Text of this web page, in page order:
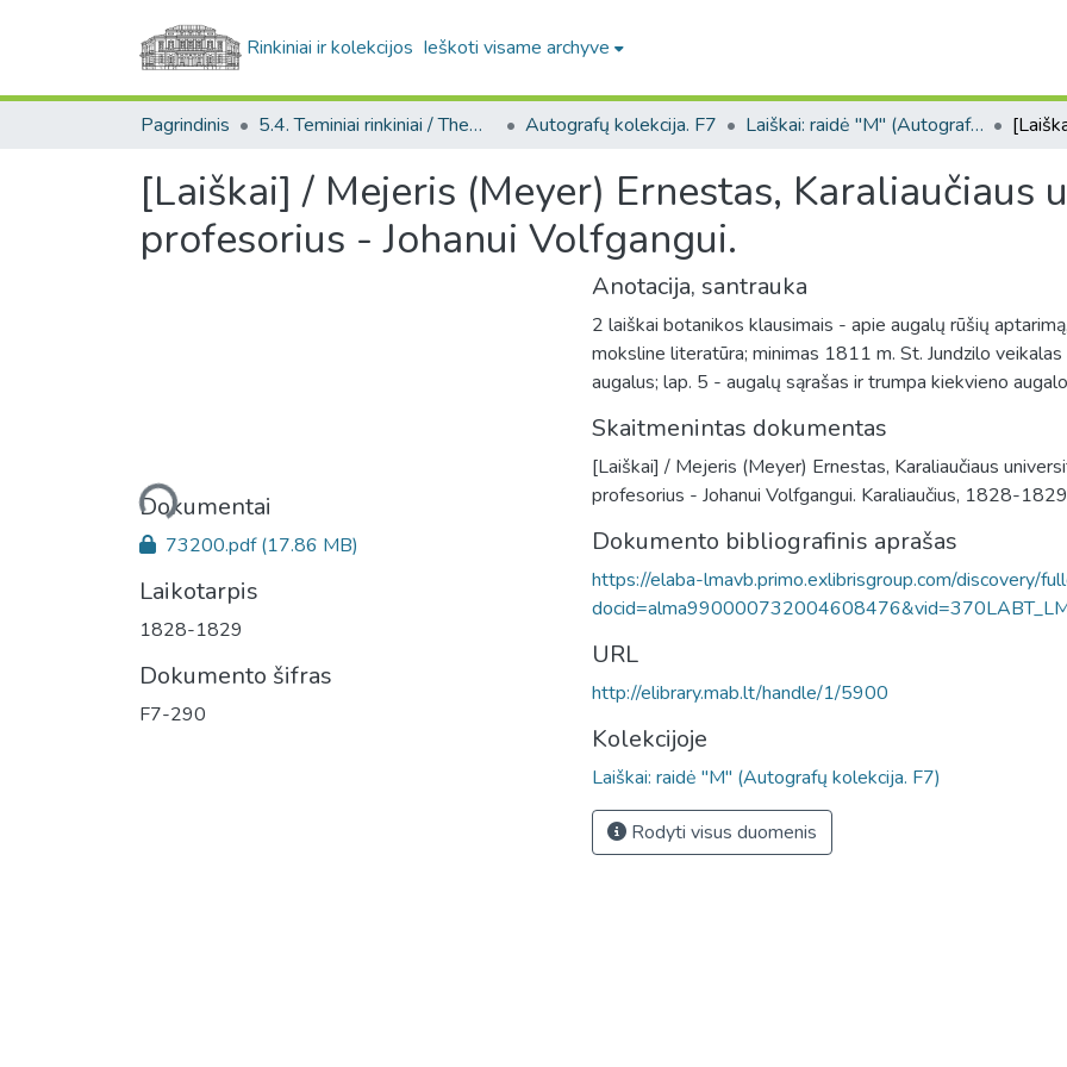
Rinkiniai ir kolekcijos Ieškoti visame archyve
Pagrindinis 5.4. Teminiai rinkiniai / Thematic collections Autografų kolekcija. F7 Laiškai: raidė "M" (Autografų kolekcija. F7)
[Laiškai] / Mejeris (Meyer) Ernestas, Karaliaučiaus
profesorius - Johanui Volfgangui.
Įkeliama...
Dokumentai
73200.pdf(17.86 MB)
Laikotarpis
1828-1829
Dokumento šifras
F7-290
Anotacija, santrauka
2 laiškai botanikos klausimais - apie augalų rūšių
moksline literatūra; minimas 1811 m. St. Jundzilo
augalus; lap. 5 - augalų sąrašas ir trumpa kiekvieno
Skaitmenintas dokumentas
[Laiškai] / Mejeris (Meyer) Ernestas, Karaliaučiaus
profesorius - Johanui Volfgangui. Karaliaučius, 1828-
Dokumento bibliografinis aprašas
https://elaba-lmavb.primo.exlibrisgroup.com/discovery/
URL
http://elibrary.mab.lt/handle/1/5900
Kolekcijoje
Laiškai: raidė "M" (Autografų kolekcija. F7)
Rodyti visus duomenis